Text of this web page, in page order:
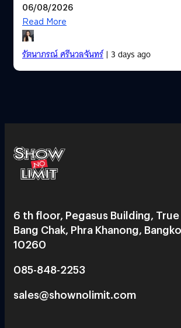
06/08/2026
Read More
รัตนาภรณ์ ศรีนวลจันทร์| 3 days ago
6 th floor, Pegasus Building, True
Bang Chak, Phra Khanong,
10260
085-848-2253
sales@shownolimit.com